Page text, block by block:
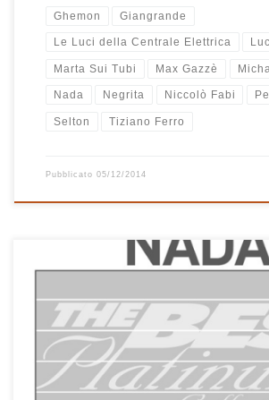
Ghemon Giangrande
Le Luci della Centrale Elettrica
Marta Sui Tubi Max Gazzè
Nada Negrita Niccolò Fabi
Selton Tiziano Ferro
Pubblicato 05/12/2014
Cosa c’è da dire su una raccolta che racconta
una splendida artista come Nada? Che è un
Ho riscoperto Nada da poco, dopo l’uscita di
letteralmente stregato e mi sono appassionato
carriera che inizia nel 1969 quando […]